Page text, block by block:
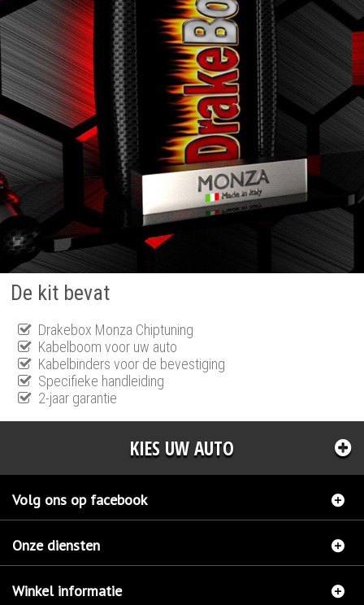
De kit bevat
Drakebox Monza Chiptuning
Kabelboom voor uw auto
Kabelbinders voor de bevestiging
Specifieke handleiding
2-jaar garantie
KIES UW AUTO
Volg ons op facebook
Onze diensten
Winkel informatie